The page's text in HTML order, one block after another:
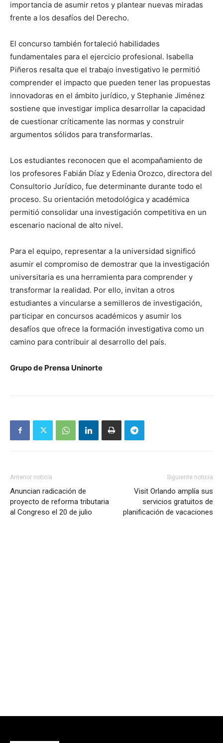
importancia de asumir retos y plantear nuevas miradas
frente a los desafíos del Derecho.
El concurso también fortaleció habilidades
fundamentales para el ejercicio profesional. Isabella
Piñeros resalta que el trabajo investigativo le permitió
comprender el impacto que pueden tener las propuestas
innovadoras en el ámbito jurídico, y Stephanie Jiménez
sostiene que investigar implica desarrollar la capacidad
de cuestionar críticamente las normas y construir
argumentos sólidos para transformarlas.
Los estudiantes reconocen que el acompañamiento de
los profesores Fabián Díaz y Edenia Orozco, directora del
Consultorio Jurídico, fue determinante durante todo el
proceso. Su orientación metodológica y académica
permitió consolidar una investigación competitiva en un
escenario nacional de alto nivel.
Para el equipo, representar a la universidad significó
asumir el compromiso de demostrar que la investigación
universitaria es una herramienta para comprender y
transformar la realidad. Por ello, invitan a otros
estudiantes a vincularse a semilleros de investigación,
participar en concursos académicos y asumir los
desafíos que ofrece la formación investigativa como un
camino para contribuir al desarrollo del país.
Grupo de Prensa Uninorte
Anterior noticia
Anuncian radicación de
proyecto de reforma tributaria
al Congreso el 20 de julio
Siguiente noticia
Visit Orlando amplía sus
servicios gratuitos de
planificación de vacaciones